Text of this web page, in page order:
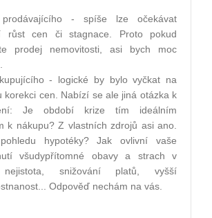
- spíše lze očekávat
růst cen či stagnace. Proto pokud
prodej nemovitosti, asi bych moc
- logické by bylo vyčkat na
korekci cen. Nabízí se ale jiná otázka k
Je období krize tím ideálním
k nákupu? Z vlastních zdrojů asi ano.
hypotéky? Jak ovlivní vaše
všudypřítomné obavy a strach v
snižování platů, vyšší
Odpověď nechám na vás.